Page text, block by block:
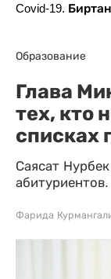
Covid-19.
Образование
Глава
тех, кто
списках
Саясат
абитуриентов.
Фарида